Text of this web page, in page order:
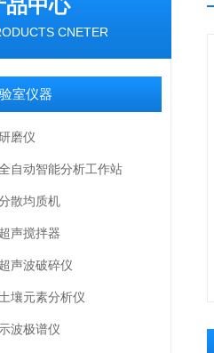
品中心
CNETER
室仪器
磨仪
自动智能分析工作站
散均质机
超声搅拌器
超声波破碎仪
土壤元素分析仪
示波极谱仪